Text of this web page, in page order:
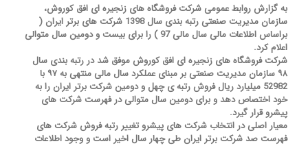
به گزارش روابط عمومی شرکت فروشگاه های زنجیره ای افق کوروش،
سازمان مدیریت صنعتی رتبه بندی سال 1398 شرکت های برتر ایران (
براساس اطلاعات مالی سال مالی 97 ) را برای بیست و دومین سال متوالی
اعلام کرد.
شرکت فروشگاه های زنجیره ای افق کوروش موفق شد در رتبه بندی سال
۹۸ سازمان مدیریت صنعتی بر مبنای عملکرد سال مالی منتهی به ۹۷ با
52982 میلیارد ریال فروش رتبه ی چهل و دومین شرکت برتر ایران را به
خود اختصاص دهد و برای دومین سال متوالی در فهرست شرکت های
پیشرو قرار گیرد.
معیار اصلی در انتخاب شرکت های پیشرو تغییر رتبه فروش شرکت های
فهرست صد شرکت برتر ایران طی چهار سال اخیر است و وجود اطلاعات